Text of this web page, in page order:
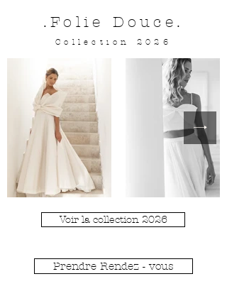
.Folie Douce.
Collection 2026
Voir la collection 2026
Prendre Rendez - vous